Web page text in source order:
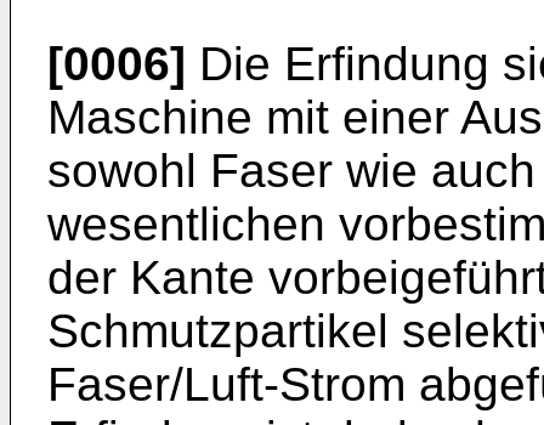
[0006] Die Erfindung
Maschine mit einer
sowohl Faser wie
wesentlichen
der Kante
Schmutzpartikel
Faser/Luft-Strom